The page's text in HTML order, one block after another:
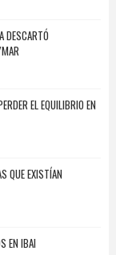
DESCARTÓ
EL EQUILIBRIO EN
QUE EXISTÍAN
EN IBAI